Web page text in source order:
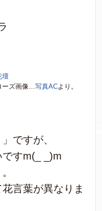
壇
ーズ画像…写真ACより。
ですが、
すm(_ _)m
言葉が異なりま